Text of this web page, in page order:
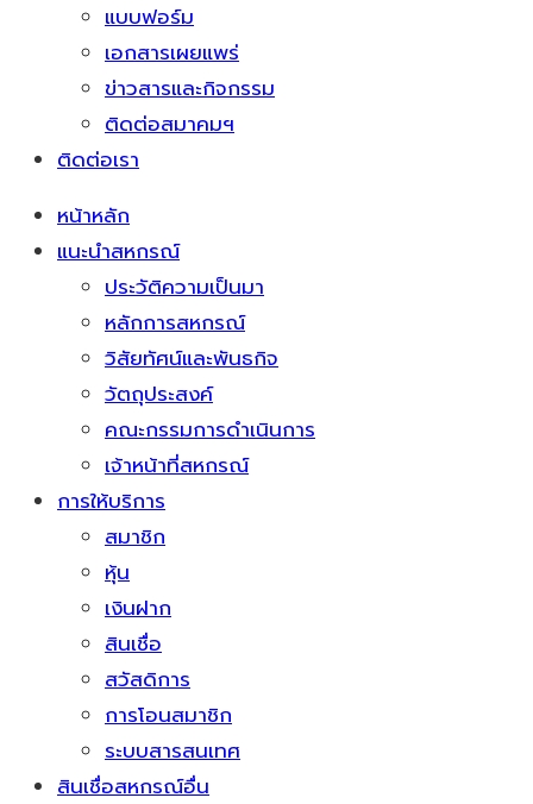
แบบฟอร์ม
เอกสารเผยแพร่
ข่าวสารและกิจกรรม
ติดต่อสมาคมฯ
ติดต่อเรา
หน้าหลัก
แนะนำสหกรณ์
ประวัติความเป็นมา
หลักการสหกรณ์
วิสัยทัศน์และพันธกิจ
วัตถุประสงค์
คณะกรรมการดำเนินการ
เจ้าหน้าที่สหกรณ์
การให้บริการ
สมาชิก
หุ้น
เงินฝาก
สินเชื่อ
สวัสดิการ
การโอนสมาชิก
ระบบสารสนเทศ
สินเชื่อสหกรณ์อื่น